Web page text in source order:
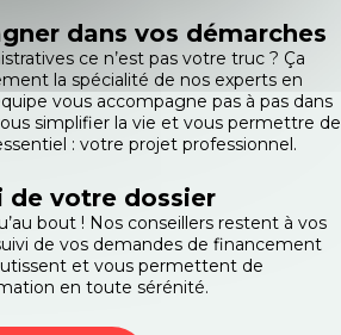
dans vos démarches
ce n’est pas votre truc ? Ça
la spécialité de nos experts en
vous accompagne pas à pas dans
simplifier la vie et vous permettre de
: votre projet professionnel.
de votre dossier
bout ! Nos conseillers restent à vos
de vos demandes de financement
et vous permettent de
en toute sérénité.